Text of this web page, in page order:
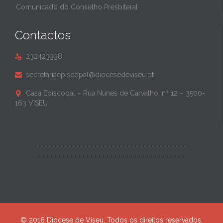
Comunicado do Conselho Presbiteral
Contactos
 232423338
 secretariaepiscopal@diocesedeviseu.pt

Casa Episcopal – Rua Nunes de Carvalho, nº 12 – 3500-
163 VISEU
© 2016 Diocese de Viseu. Todos os direitos reservados.